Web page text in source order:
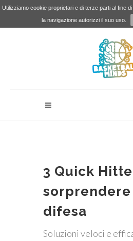
Utilizziamo cookie proprietari e di terze parti al fine
la navigazione autorizzi il suo uso.
3 Quick
difesa
Soluzioni veloci e